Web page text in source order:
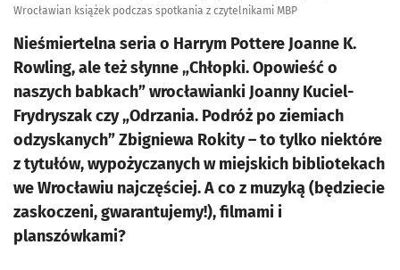
Wrocławian książek podczas spotkania z czytelnikami MBP
Nieśmiertelna seria o Harrym Pottere Joanne K.
Rowling, ale też słynne „Chłopki. Opowieść o
naszych babkach” wrocławianki Joanny Kuciel-
Frydryszak czy „Odrzania. Podróż po ziemiach
odzyskanych” Zbigniewa Rokity – to tylko niektóre
z tytułów, wypożyczanych w miejskich bibliotekach
we Wrocławiu najczęściej. A co z muzyką (będziecie
zaskoczeni, gwarantujemy!), filmami i
planszówkami?